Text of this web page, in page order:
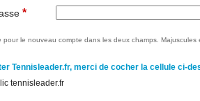
*
pour le nouveau compte dans les deux champs. Majuscules
Tennisleader.fr, merci de cocher la cellule ci-
tennisleader.fr